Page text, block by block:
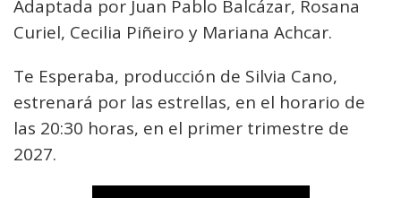
Adaptada por Juan Pablo Balcázar, Rosana
Curiel, Cecilia Piñeiro y Mariana Achcar.
Te Esperaba, producción de Silvia Cano,
estrenará por las estrellas, en el horario de
las 20:30 horas, en el primer trimestre de
2027.